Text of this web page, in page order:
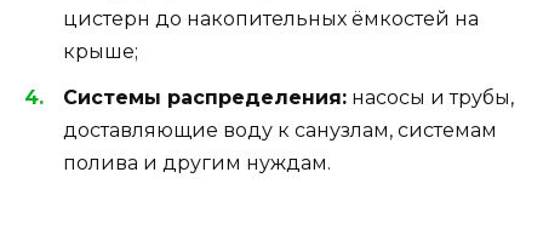
цистерн до накопительных ёмкостей на
крыше;
Системы распределения: насосы и трубы,
доставляющие воду к санузлам, системам
полива и другим нуждам.